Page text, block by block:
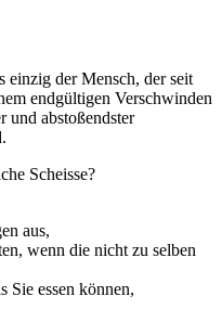
der Mensch, der seit
endgültigen Verschwinden
und abstoßendster
Scheisse?
aus,
wenn die nicht zu selben
Sie essen können,